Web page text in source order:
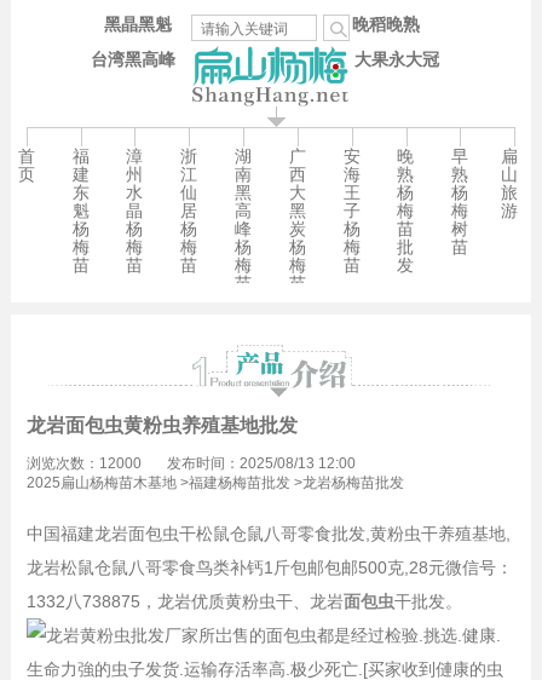
台湾黑高峰
晚稻晚熟
大果永大冠
黑晶黑魁
首
页
福
建
东
魁
杨
梅
苗
漳
州
水
晶
杨
梅
苗
浙
江
仙
居
杨
梅
苗
湖
南
黑
高
峰
杨
梅
苗
广
西
大
黑
炭
杨
梅
苗
安
海
王
子
杨
梅
苗
晚
熟
杨
梅
苗
批
发
早
熟
杨
梅
树
苗
扁
山
旅
游
龙岩面包虫黄粉虫养殖基地批发
浏览次数：12000
发布时间：2025/08/13 12:00
2025扁山杨梅苗木基地>福建杨梅苗批发>龙岩杨梅苗批发
中国福建龙岩面包虫干松鼠仓鼠八哥零食批发,黄粉虫干养殖基地,
龙岩松鼠仓鼠八哥零食鸟类补钙1斤包邮包邮500克,28元微信号：
1332八738875，龙岩优质黄粉虫干、龙岩面包虫干批发。
所岀售的面包虫都是经过检验.挑选.健康.
生命力強的虫子发货.运输存活率高.极少死亡.[买家收到僆康的虫